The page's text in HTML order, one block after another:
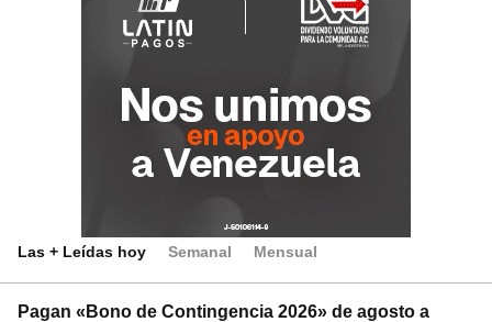
Las + Leídas hoy Semanal Mensual
Pagan «Bono de Contingencia 2026» de agosto a